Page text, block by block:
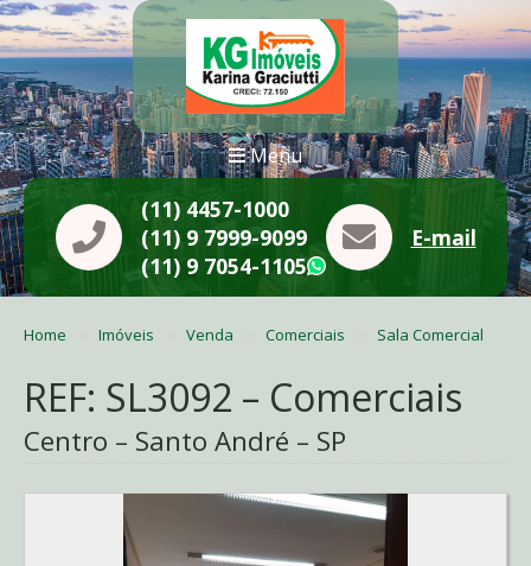
Menu
(11) 4457-1000
(11) 9 7999-9099
(11) 9 7054-1105
WhatsApp
E-mail
Home Imóveis Venda Comerciais Sala Comercial
REF: SL3092 – Comerciais
Centro – Santo André – SP